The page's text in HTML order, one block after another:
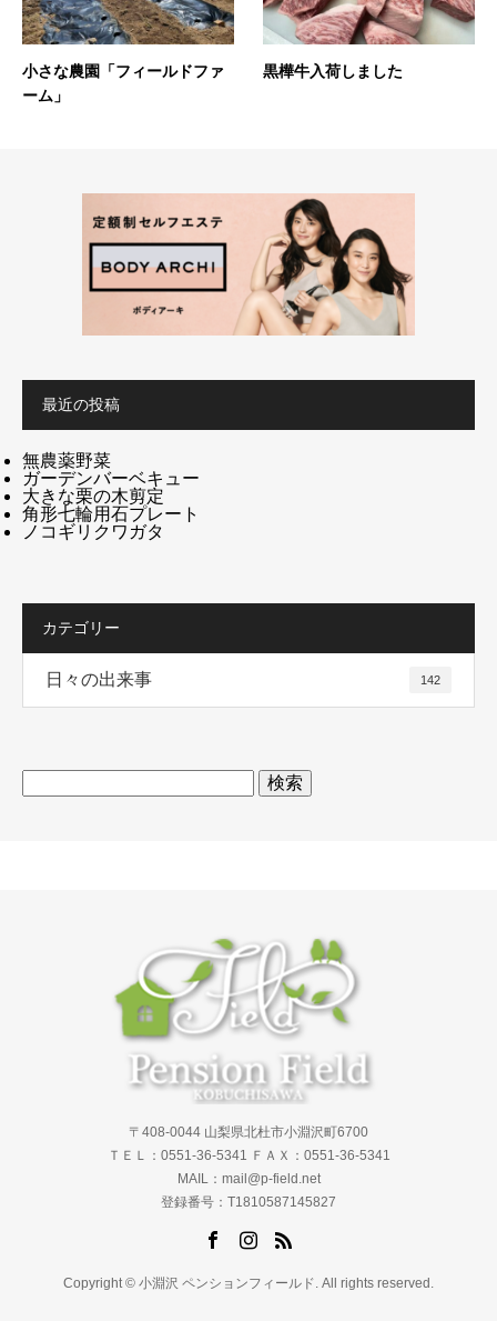
小さな農園「フィールドファ
ーム」
黒樺牛入荷しました
最近の投稿
無農薬野菜
ガーデンバーベキュー
大きな栗の木剪定
角形七輪用石プレート
ノコギリクワガタ
カテゴリー
日々の出来事 142
検
索:
〒408-0044 山梨県北杜市小淵沢町6700
ＴＥＬ：0551-36-5341 ＦＡＸ：0551-36-5341
MAIL：mail@p-field.net
登録番号：T1810587145827
Copyright © 小淵沢 ペンションフィールド. All rights reserved.